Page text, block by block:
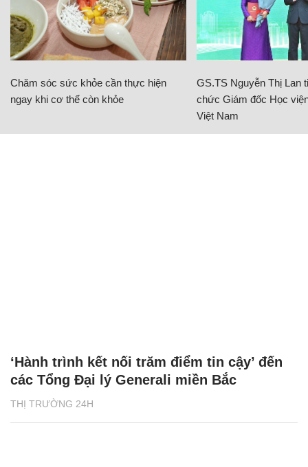
Chăm sóc sức khỏe cần thực hiện
ngay khi cơ thể còn khỏe
GS.TS Nguyễn Thị Lan
chức Giám đốc Học
Việt Nam
THỊ TRƯỜNG 24H
‘Hành trình kết nối trăm điểm tin cậy’ đến
các Tổng Đại lý Generali miền Bắc